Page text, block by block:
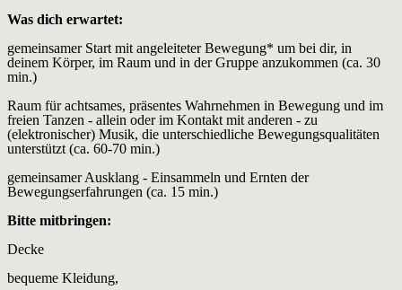
Was dich erwartet:
gemeinsamer Start mit angeleiteter Bewegung* um bei dir, in
deinem Körper, im Raum und in der Gruppe anzukommen (ca. 30
min.)
Raum für achtsames, präsentes Wahrnehmen in Bewegung und im
freien Tanzen - allein oder im Kontakt mit anderen - zu
(elektronischer) Musik, die unterschiedliche Bewegungsqualitäten
unterstützt (ca. 60-70 min.)
gemeinsamer Ausklang - Einsammeln und Ernten der
Bewegungserfahrungen (ca. 15 min.)
Bitte mitbringen:
Decke
bequeme Kleidung,